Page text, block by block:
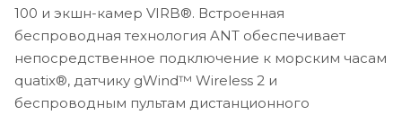
100 и экшн-камер VIRB®. Встроенная
беспроводная технология ANT обеспечивает
непосредственное подключение к морским часам
quatix®, датчику gWind™ Wireless 2 и
беспроводным пультам дистанционного